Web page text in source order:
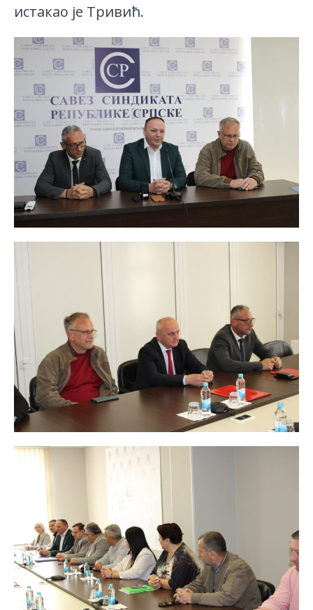
истакао је Тривић.